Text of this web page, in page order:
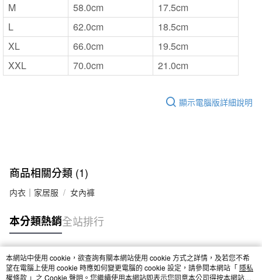
M
58.0cm
17.5cm
L
62.0cm
18.5cm
XL
66.0cm
19.5cm
XXL
70.0cm 21.0cm
顯示電腦版詳細說明
商品相關分類 (1)
内衣｜家居服 女內褲
本分類熱銷全站排行
熱門標籤
本網站中使用 cookie，欲查詢有關本網站使用 cookie 方式之詳情，及若您不希
望在電腦上使用 cookie 時應如何變更電腦的 cookie 設定，請參閱本網站「 隱私
權條款 」之 Cookie 聲明。您繼續使用本網站即表示您同意本公司得按本網站使